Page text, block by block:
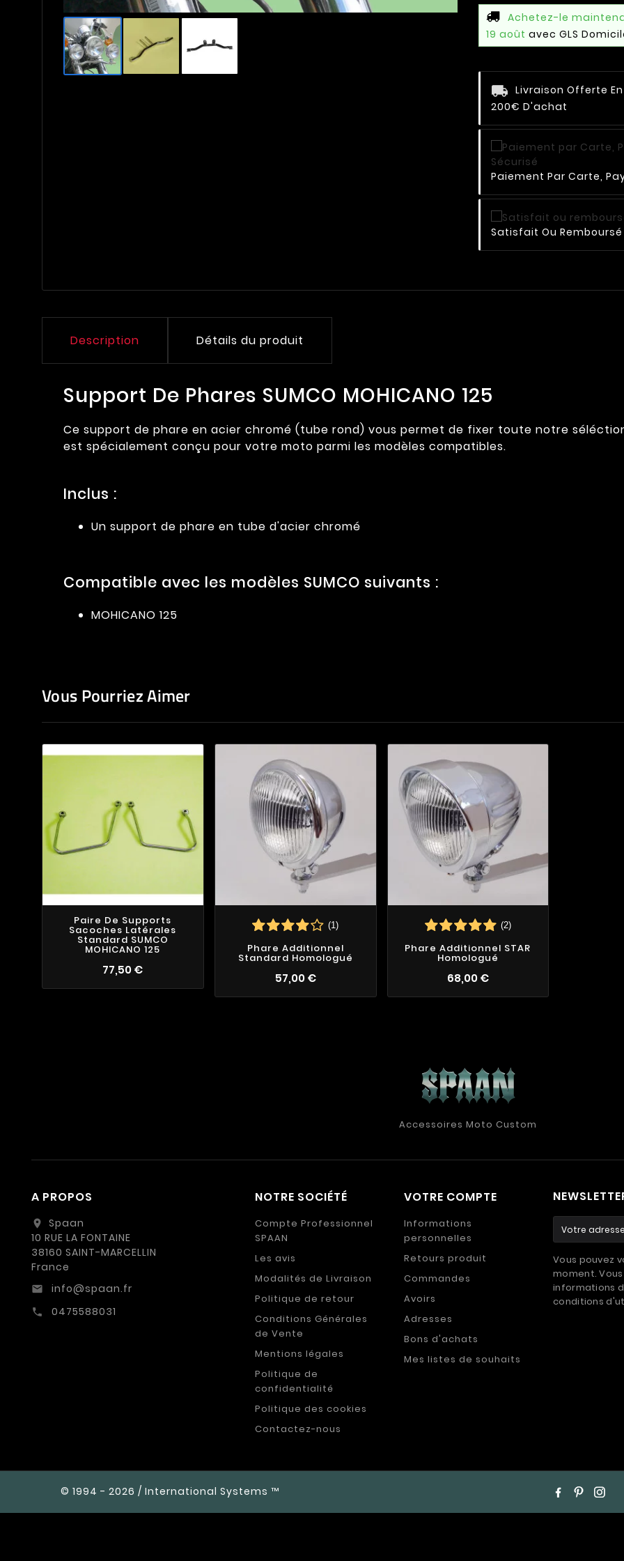
Achetez-le
19 août avec GLS
Livraison Offerte
200€ D'achat
Paiement Par Carte,
Satisfait Ou Remboursé
Description Détails du produit
Support De Phares SUMCO MOHICANO 125
Ce support de phare en acier chromé (tube rond) vous permet de fixer toute notre
est spécialement conçu pour votre moto parmi les modèles compatibles.
Inclus :
Un support de phare en tube d'acier chromé
Compatible avec les modèles SUMCO suivants :
MOHICANO 125
Vous Pourriez Aimer
Paire De Supports
Sacoches Latérales
Standard SUMCO
MOHICANO 125
77,50 €
(1)
Phare Additionnel
Standard Homologué
57,00 €
(2)
Phare Additionnel STAR
Homologué
68,00 €
Accessoires Moto Custom
A PROPOS
location_on
Spaan
10 RUE LA FONTAINE
38160 SAINT-MARCELLIN
France
email info@spaan.fr
call 0475588031
NOTRE SOCIÉTÉ
Compte Professionnel
SPAAN
Les avis
Modalités de Livraison
Politique de retour
Conditions Générales
de Vente
Mentions légales
Politique de
confidentialité
Politique des cookies
Contactez-nous
VOTRE COMPTE
Informations
personnelles
Retours produit
Commandes
Avoirs
Adresses
Bons d'achats
Mes listes de souhaits
Vous pouvez
moment.
informations
conditions
© 1994 - 2026 / International Systems ™